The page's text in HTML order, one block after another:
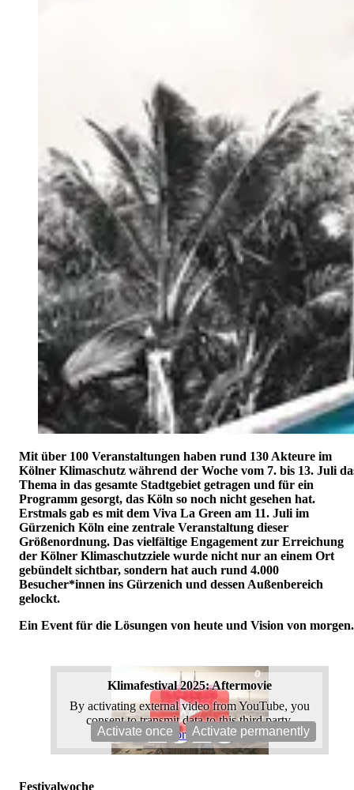
Mit über 100 Veranstaltungen haben rund 130 Akteure im
Kölner Klimaschutz während der Woche vom 7. bis 13. Juli
Thema in das gesamte Stadtgebiet getragen und für ein
Programm gesorgt, das Köln so noch nicht gesehen hat.
Erstmals gab es mit dem Viva La Green am 11. Juli im
Gürzenich Köln eine zentrale Veranstaltung dieser
Größenordnung. Das vielfältige Engagement zur Erreichung
der Kölner Klimaschutzziele wurde nicht nur an einem Ort
gebündelt sichtbar, sondern hat auch rund 4.000
Besucher*innen ins Gürzenich und dessen Außenbereich
gelockt.
Ein Event für die Lösungen von heute und Vision von morgen.
Klimafestival 2025: Aftermovie
By activating external video from YouTube, you
consent to transmit data to this third party.
More Info
Activate once Activate permanently
Festivalwoche